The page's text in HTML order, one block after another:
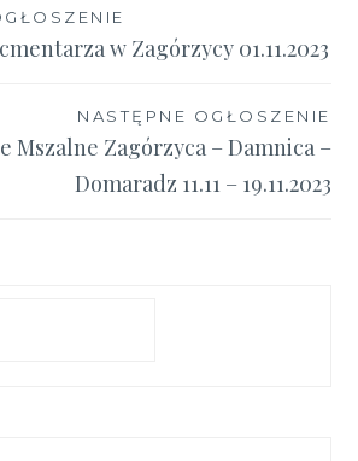
w Zagórzycy 01.11.2023
NASTĘPNE OGŁOSZENIE
Mszalne Zagórzyca – Damnica –
Domaradz 11.11 – 19.11.2023